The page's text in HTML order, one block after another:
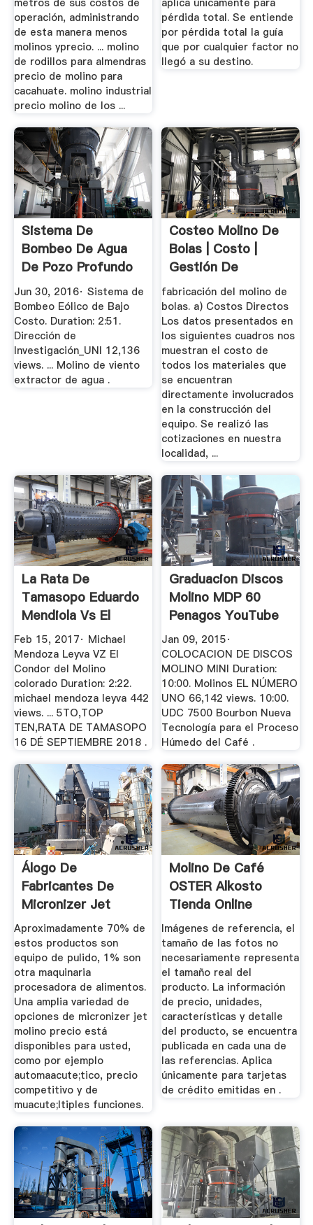
operación, administrando
de esta manera menos
molinos yprecio. ... molino
de rodillos para almendras
precio de molino para
cacahuate. molino industrial
precio molino de los ...
pérdida total. Se entiende
por pérdida total la guía
que por cualquier factor no
llegó a su destino.
Sistema De
Bombeo De Agua
De Pozo Profundo
Con Energia ...
Jun 30, 2016· Sistema de
Bombeo Eólico de Bajo
Costo. Duration: 2:51.
Dirección de
Investigación_UNI 12,136
views. ... Molino de viento
extractor de agua .
Costeo Molino De
Bolas | Costo |
Gestión De
Recursos Humanos
fabricación del molino de
bolas. a) Costos Directos
Los datos presentados en
los siguientes cuadros nos
muestran el costo de
todos los materiales que
se encuentran
directamente involucrados
en la construcción del
equipo. Se realizó las
cotizaciones en nuestra
localidad, ...
La Rata De
Tamasopo Eduardo
Mendiola Vs El
Condor Del ...
Feb 15, 2017· Michael
Mendoza Leyva VZ El
Condor del Molino
colorado Duration: 2:22.
michael mendoza leyva 442
views. ... 5TO,TOP
TEN,RATA DE TAMASOPO
16 DÉ SEPTIEMBRE 2018 .
Graduacion Discos
Molino MDP 60
Penagos YouTube
Jan 09, 2015·
COLOCACION DE DISCOS
MOLINO MINI Duration:
10:00. Molinos EL NÚMERO
UNO 66,142 views. 10:00.
UDC 7500 Bourbon Nueva
Tecnología para el Proceso
Húmedo del Café .
Álogo De
Fabricantes De
Micronizer Jet
Molino Precio De ...
Aproximadamente 70% de
estos productos son
equipo de pulido, 1% son
otra maquinaria
procesadora de alimentos.
Una amplia variedad de
opciones de micronizer jet
molino precio está
disponibles para usted,
como por ejemplo
automaacute;tico, precio
competitivo y de
muacute;ltiples funciones.
Molino De Café
OSTER Alkosto
Tienda Online
Imágenes de referencia, el
tamaño de las fotos no
necesariamente representa
el tamaño real del
producto. La información
de precio, unidades,
características y detalle
del producto, se encuentra
publicada en cada una de
las referencias. Aplica
únicamente para tarjetas
de crédito emitidas en .